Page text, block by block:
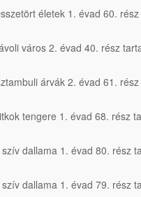
életek 1. évad 60.
város 2. évad 40. rész
árvák 2. évad 61.
tengere 1. évad 68. rész
szív dallama 1. évad 80. rész
szív dallama 1. évad 79. rész